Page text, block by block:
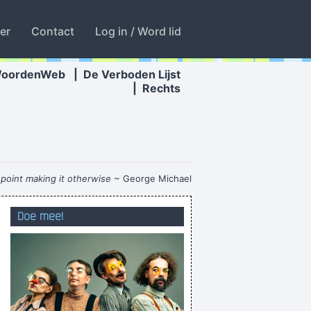
Contact Log in / Word lid
De Verboden Lijst
Rechts
making it otherwise ~ George Michael
tot welke culturele groep iemand hoort
ik verveel liever anderen dan mezelf
een kwoot met een X is een kwoot van niks
and over again. And for what purpose?)
Mijn tepels zijn iéts meer ontspannen!
zakken steeds dieper in de voetbalstront
Doe mee!